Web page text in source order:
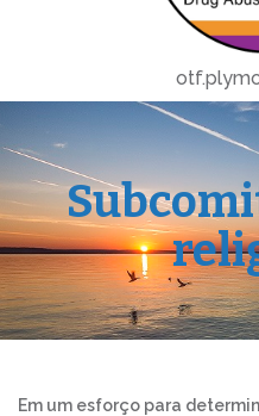
Em um esforço para